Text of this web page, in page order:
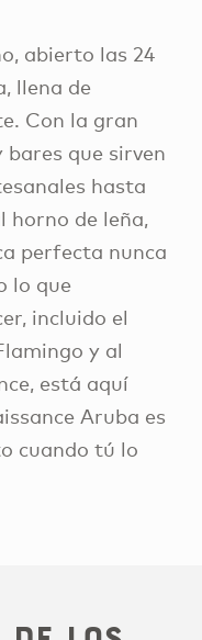
abierto las 24
llena de
Con la gran
que sirven
hasta
horno de leña,
perfecta nunca
lo que
incluido el
y al
está aquí
Aruba es
cuando tú lo